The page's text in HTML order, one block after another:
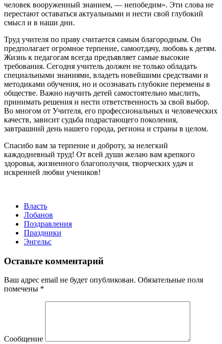
человек вооруженный знанием, — непобедим». Эти слова не
перестают оставаться актуальными и нести свой глубокий
смысл и в наши дни.
Труд учителя по праву считается самым благородным. Он
предполагает огромное терпение, самоотдачу, любовь к детям.
Жизнь к педагогам всегда предъявляет самые высокие
требования. Сегодня учитель должен не только обладать
специальными знаниями, владеть новейшими средствами и
методиками обучения, но и осознавать глубокие перемены в
обществе. Важно научить детей самостоятельно мыслить,
принимать решения и нести ответственность за свой выбор.
Во многом от Учителя, его профессиональных и человеческих
качеств, зависит судьба подрастающего поколения,
завтрашний день нашего города, региона и страны в целом.
Спасибо вам за терпение и доброту, за нелегкий
каждодневный труд! От всей души желаю вам крепкого
здоровья, жизненного благополучия, творческих удач и
искренней любви учеников!
Власть
Лобанов
Поздравления
Праздники
Энгельс
Оставьте комментарий
Ваш адрес email не будет опубликован. Обязательные поля
помечены *
Сообщение